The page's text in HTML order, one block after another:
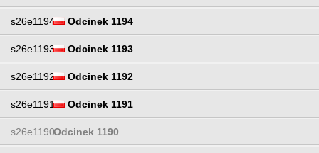
s26e1194 Odcinek 1194
s26e1193 Odcinek 1193
s26e1192 Odcinek 1192
s26e1191 Odcinek 1191
s26e1190Odcinek 1190